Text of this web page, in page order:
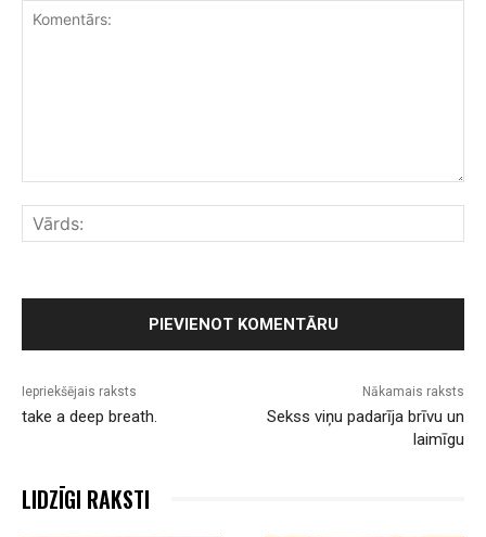
Iepriekšējais raksts
take a deep breath.
Nākamais raksts
Sekss viņu padarīja brīvu un
laimīgu
LIDZĪGI RAKSTI